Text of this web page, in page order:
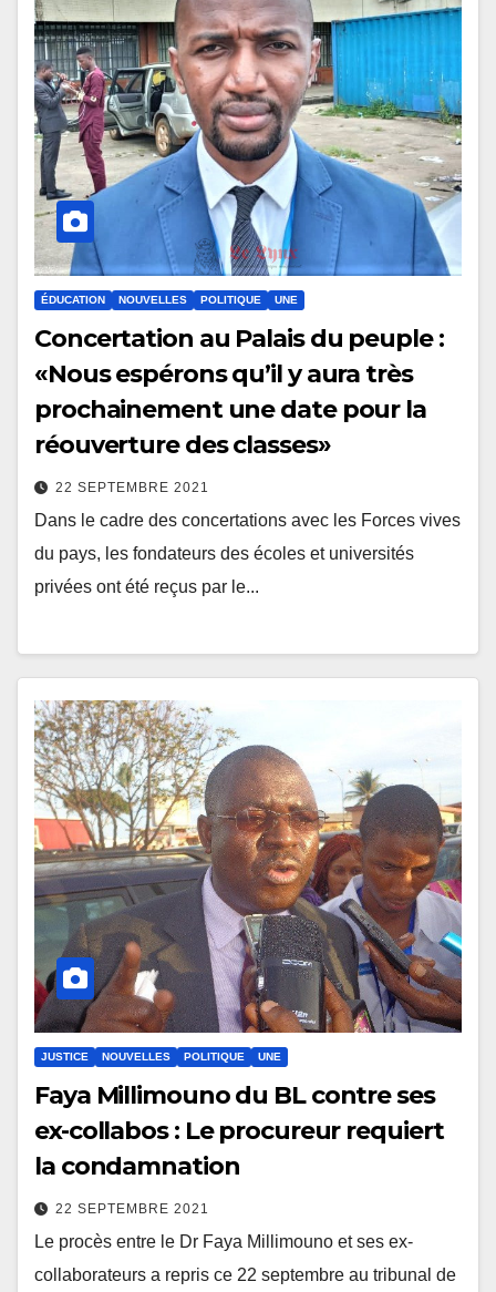
ÉDUCATION NOUVELLES POLITIQUE UNE
Concertation au Palais du peuple :
«Nous espérons qu’il y aura très
prochainement une date pour la
réouverture des classes»
22 SEPTEMBRE 2021
Dans le cadre des concertations avec les Forces vives
du pays, les fondateurs des écoles et universités
privées ont été reçus par le...
JUSTICE NOUVELLES POLITIQUE UNE
Faya Millimouno du BL contre ses
ex-collabos : Le procureur requiert
la condamnation
22 SEPTEMBRE 2021
Le procès entre le Dr Faya Millimouno et ses ex-
collaborateurs a repris ce 22 septembre au tribunal de